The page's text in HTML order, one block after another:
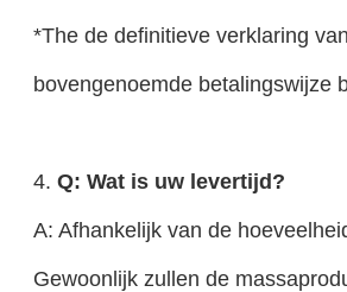
*The de definitieve verklaring
bovengenoemde betalingswijze
4. Q: Wat is uw levertijd?
A: Afhankelijk van de
Gewoonlijk zullen de